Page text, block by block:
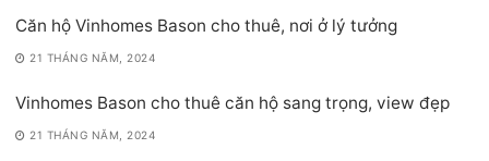
Căn hộ Vinhomes Bason cho thuê, nơi ở lý tưởng
21 THÁNG NĂM, 2024
Vinhomes Bason cho thuê căn hộ sang trọng, view đẹp
21 THÁNG NĂM, 2024